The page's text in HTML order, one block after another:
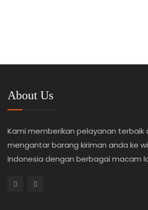
About Us
Kami memberikan pelayanan terbaik
mengantar barang kiriman anda ke
Indonesia dengan berbagai macam